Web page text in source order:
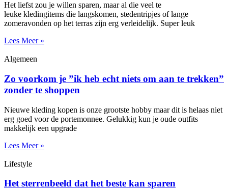
Het liefst zou je willen sparen, maar al die veel te
leuke kledingitems die langskomen, stedentripjes of lange
zomeravonden op het terras zijn erg verleidelijk. Super leuk
Lees Meer »
Algemeen
Zo voorkom je ”ik heb echt niets om aan te trekken”
zonder te shoppen
Nieuwe kleding kopen is onze grootste hobby maar dit is helaas niet
erg goed voor de portemonnee. Gelukkig kun je oude outfits
makkelijk een upgrade
Lees Meer »
Lifestyle
Het sterrenbeeld dat het beste kan sparen